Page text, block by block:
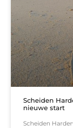
Scheiden
nieuwe start
Scheiden